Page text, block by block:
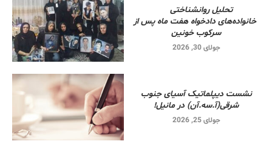
تحلیل روانشناختی
خانواده‌های دادخواه هفت ماه پس از
سرکوب خونین
جولای 30, 2026
نشست دیپلماتیک آسیای جنوب
شرقی‌(آ.سه.آن) در مانیل!
جولای 25, 2026